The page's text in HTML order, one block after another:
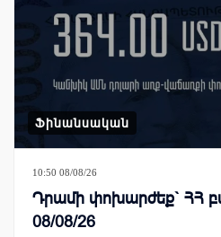
Ֆինանսական
10:50 08/08/26
Դրամի փոխարժեք` ՀՀ
08/08/26